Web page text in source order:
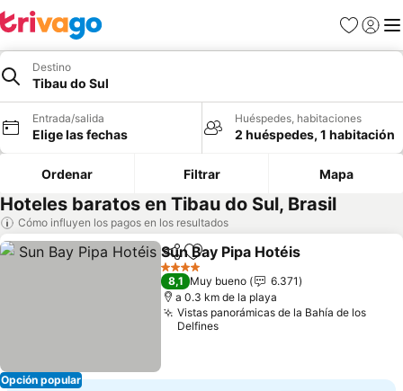
Favoritos
Iniciar
Destino
Tibau do Sul
Entrada/salida
Elige las fechas
Huéspedes, habitaciones
2 huéspedes, 1 habitación
Ordenar Filtrar Mapa
Hoteles baratos en Tibau do Sul, Brasil
Cómo influyen los pagos en los resultados
Opción popular
CompartirAñadir a favoritos
Sun Bay Pipa Hotéis
4 Estrellas
8,1 Muy bueno
6.371
a 0.3 km de la playa
Vistas panorámicas de la Bahía de los
Delfines